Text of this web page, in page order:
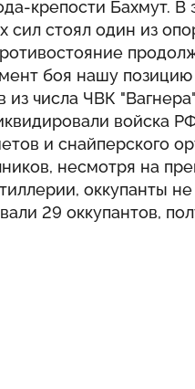
крепости Бахмут. В
сил стоял один из
боя нашу позицию
из числа ЧВК
войска
и снайперского
несмотря на
оккупанты не
29 оккупантов,